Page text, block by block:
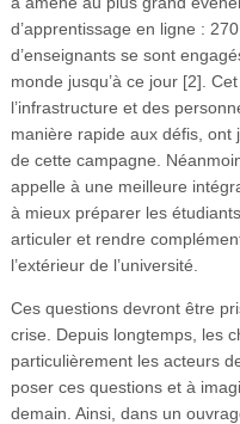
d’apprentissage en ligne :
d’enseignants se sont
monde jusqu’à ce jour [2].
l’infrastructure et des
manière rapide aux défis,
de cette campagne.
appelle à une meilleure
à mieux préparer les
articuler et rendre
l’extérieur de l’université.
Ces questions devront être
crise. Depuis longtemps, les
particulièrement les acteurs
poser ces questions et à
demain. Ainsi, dans un